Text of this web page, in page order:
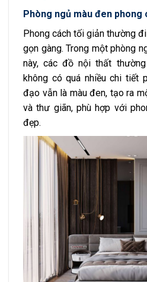
Phòng ngủ màu đen phong
Phong cách tối giản thường
gọn gàng. Trong một phòng
này, các đồ nội thất
không có quá nhiều chi tiết
đạo vẫn là màu đen, tạo ra
và thư giãn, phù hợp với
đẹp.